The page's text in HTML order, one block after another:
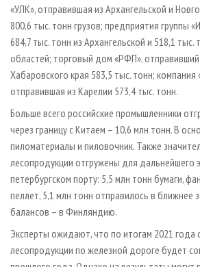
«УЛК», отправившая из Архангельской и
800,6 тыс. тонн грузов; предприятия группы
684,7 тыс. тонн из Архангельской и 518,1 тыс.
областей; торговый дом «РФП»,
Хабаровского края 583,5 тыс. тонн; компания
отправившая из Карелии 573,4 тыс. тонн.
Больше всего российские промышленники
через границу с Китаем – 10,6 млн тонн. В
пиломатериалы и пиловочник. Также
лесопродукции отгружены для дальнейшего
петербургском порту: 5,5 млн тонн бумаги,
пеллет, 5,1 млн тонн отправилось в ближнее
балансов – в Финляндию.
Эксперты ожидают, что по итогам 2021 года
лесопродукции по железной дороге будет